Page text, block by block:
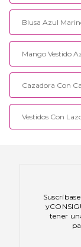
Blusa Azul
Mango Vestido
Cazadora Con
Vestidos Con
tener